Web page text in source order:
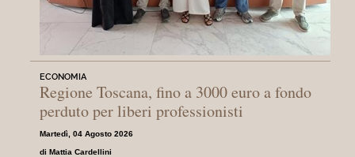
ECONOMIA
Regione Toscana, fino a 3000 euro a fondo
perduto per liberi professionisti
Martedì, 04 Agosto 2026
di Mattia Cardellini